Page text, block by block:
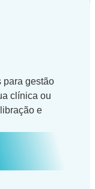
para gestão
clínica ou
e